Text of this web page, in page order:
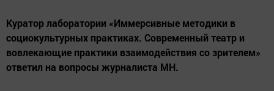
Куратор лаборатории «Иммерсивные методики в
социокультурных практиках. Современный театр и
вовлекающие практики взаимодействия со зрителем»
ответил на вопросы журналиста МН.